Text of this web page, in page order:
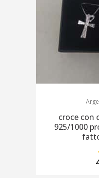
croce con
925/1000